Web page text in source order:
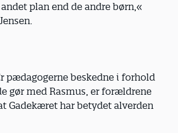
plan end de andre børn,«
pædagogerne beskedne i forhold
gør med Rasmus, er forældrene
Gadekæret har betydet alverden